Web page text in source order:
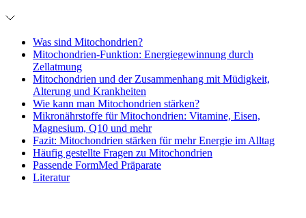
Was sind Mitochondrien?
Mitochondrien-Funktion: Energiegewinnung durch
Zellatmung
Mitochondrien und der Zusammenhang mit Müdigkeit,
Alterung und Krankheiten
Wie kann man Mitochondrien stärken?
Mikronährstoffe für Mitochondrien: Vitamine, Eisen,
Magnesium, Q10 und mehr
Fazit: Mitochondrien stärken für mehr Energie im Alltag
Häufig gestellte Fragen zu Mitochondrien
Passende FormMed Präparate
Literatur